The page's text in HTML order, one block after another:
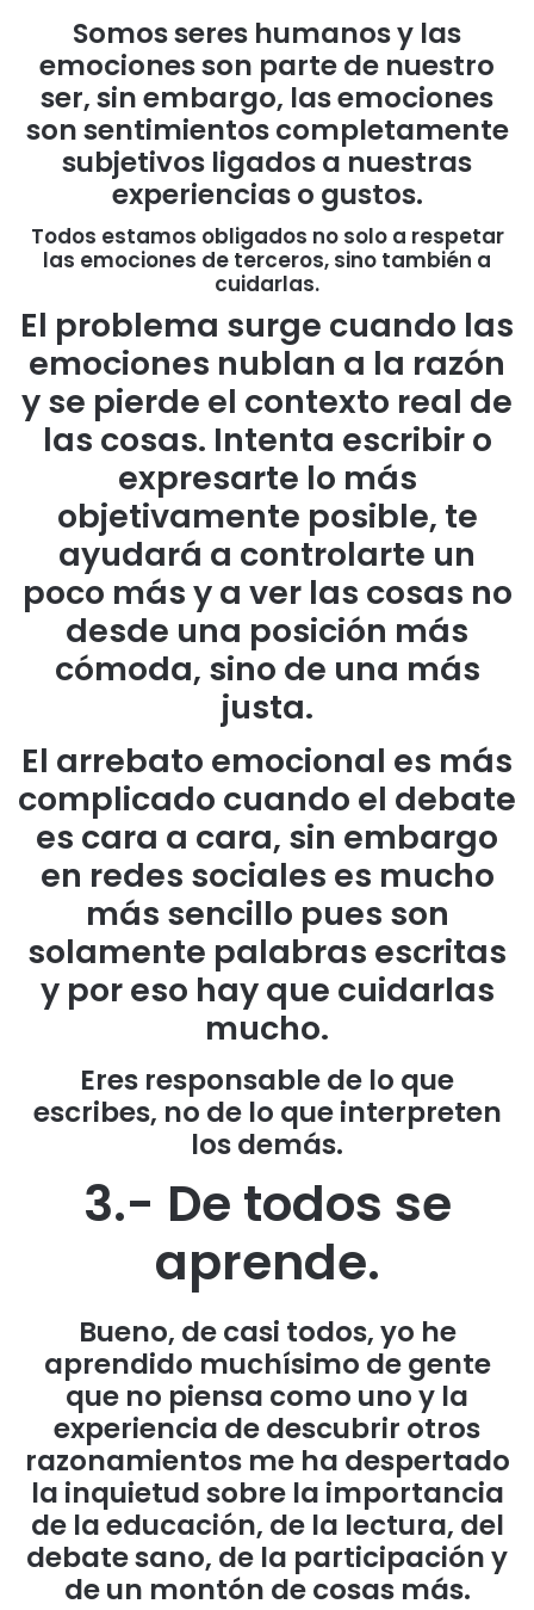
Somos seres humanos y las
emociones son parte de nuestro
ser, sin embargo, las emociones
son sentimientos completamente
subjetivos ligados a nuestras
experiencias o gustos.
Todos estamos obligados no solo a respetar
las emociones de terceros, sino también a
cuidarlas.
El problema surge cuando las
emociones nublan a la razón
y se pierde el contexto real de
las cosas. Intenta escribir o
expresarte lo más
objetivamente posible, te
ayudará a controlarte un
poco más y a ver las cosas no
desde una posición más
cómoda, sino de una más
justa.
El arrebato emocional es más
complicado cuando el debate
es cara a cara, sin embargo
en redes sociales es mucho
más sencillo pues son
solamente palabras escritas
y por eso hay que cuidarlas
mucho.
Eres responsable de lo que
escribes, no de lo que interpreten
los demás.
3.- De todos se
aprende.
Bueno, de casi todos, yo he
aprendido muchísimo de gente
que no piensa como uno y la
experiencia de descubrir otros
razonamientos me ha despertado
la inquietud sobre la importancia
de la educación, de la lectura, del
debate sano, de la participación y
de un montón de cosas más.